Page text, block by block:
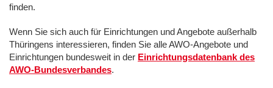
finden.
Wenn Sie sich auch für Einrichtungen und Angebote außerhalb
Thüringens interessieren, finden Sie alle AWO-Angebote und
Einrichtungen bundesweit in der Einrichtungsdatenbank des
AWO-Bundesverbandes.